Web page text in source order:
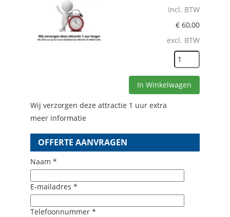
Incl. BTW
€ 60,00
excl. BTW
In Winkelwagen
Wij verzorgen deze attractie 1 uur extra
meer informatie
OFFERTE AANVRAGEN
Naam *
E-mailadres *
Telefoonnummer *